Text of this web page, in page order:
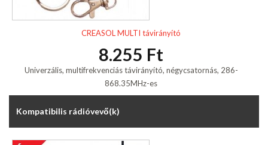
CREASOL MULTI távirányító
8.255 Ft
Univerzális, multifrekvenciás távirányító, négycsatornás, 286-
868.35MHz-es
Kompatibilis rádióvevő(k)